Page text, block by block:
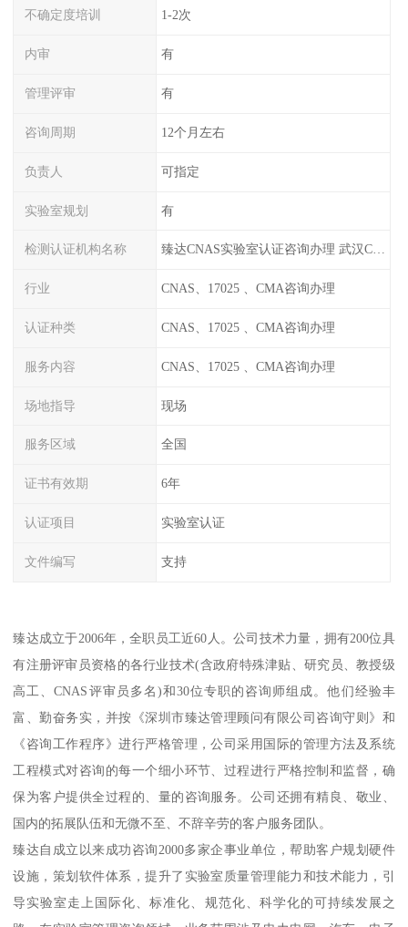
不确定度培训 1-2次
内审 有
管理评审 有
咨询周期 12个月左右
负责人 可指定
实验室规划 有
检测认证机构名称 臻达CNAS实验室认证咨询办理 武汉CNAS实验室认可办理
行业 CNAS、17025 、CMA咨询办理
认证种类 CNAS、17025 、CMA咨询办理
服务内容 CNAS、17025 、CMA咨询办理
场地指导 现场
服务区域 全国
证书有效期 6年
认证项目 实验室认证
文件编写 支持
臻达成立于2006年，全职员工近60人。公司技术力量，拥有200位具
有注册评审员资格的各行业技术(含政府特殊津贴、研究员、教授级
高工、CNAS评审员多名)和30位专职的咨询师组成。他们经验丰
富、勤奋务实，并按《深圳市臻达管理顾问有限公司咨询守则》和
《咨询工作程序》进行严格管理，公司采用国际的管理方法及系统
工程模式对咨询的每一个细小环节、过程进行严格控制和监督，确
保为客户提供全过程的、量的咨询服务。公司还拥有精良、敬业、
国内的拓展队伍和无微不至、不辞辛劳的客户服务团队。
臻达自成立以来成功咨询2000多家企事业单位，帮助客户规划硬件
设施，策划软件体系，提升了实验室质量管理能力和技术能力，引
导实验室走上国际化、标准化、规范化、科学化的可持续发展之